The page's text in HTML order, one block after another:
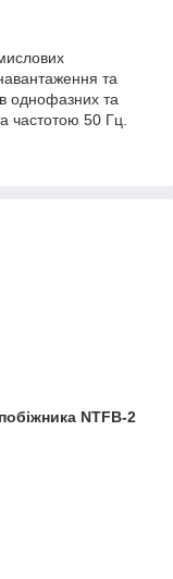
та
однофазних та
частотою 50 Гц.
NTFB-2